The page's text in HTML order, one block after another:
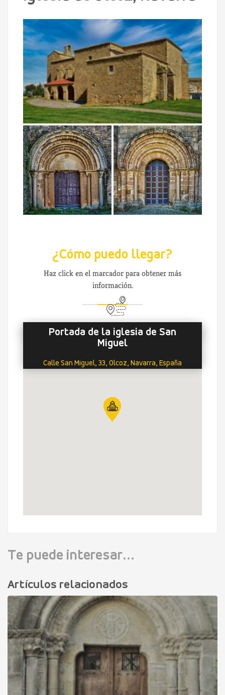
¿Cómo puedo llegar?
Haz click en el marcador para obtener más
información.
Portada de la iglesia de San
Miguel
Calle San Miguel, 33, Olcoz, Navarra, España
Te puede interesar...
Artículos relacionados